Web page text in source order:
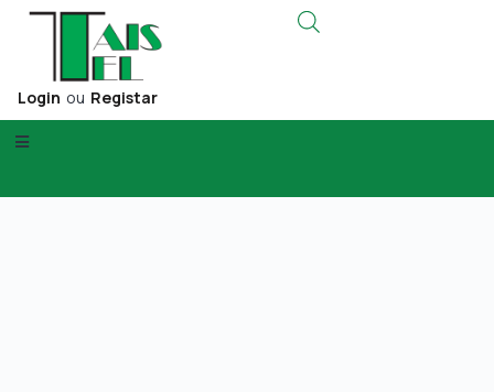
Login ou Registar